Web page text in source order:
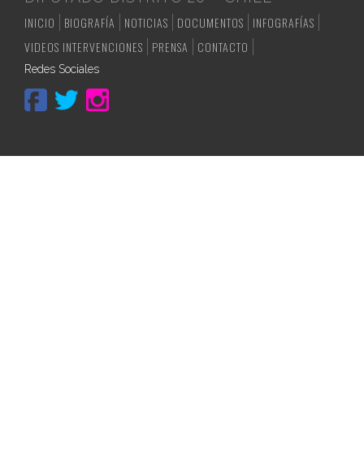
INICIO
BIOGRAFÍA NOTICIAS DOCUMENTOS
INFOGRAFÍAS
VIDEOS INTERVENCIONES
PRENSA CONTACTO
Redes Sociales